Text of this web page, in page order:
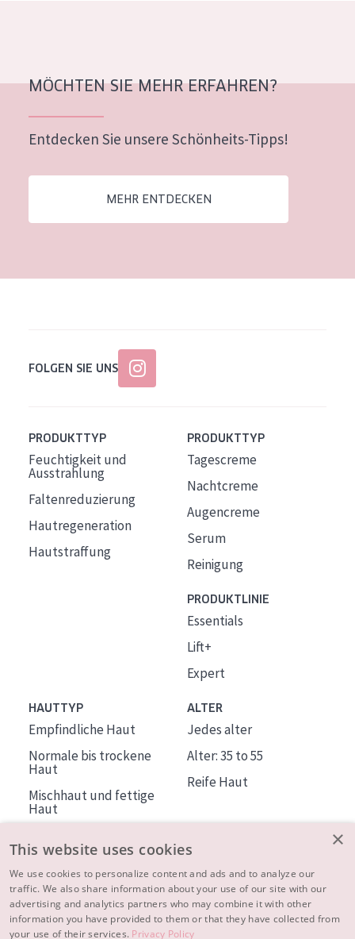
Mischhaut und fettige Haut
Reife Haut
Der Sonne ausgesetzte Haut
Jedes alter
Reife Haut
MÖCHTEN SIE MEHR ERFAHREN?
Entdecken Sie unsere Schönheits-Tipps!
MEHR ENTDECKEN
FOLGEN SIE UNS
PRODUKTTYP
Feuchtigkeit und
Ausstrahlung
Faltenreduzierung
Hautregeneration
Hautstraffung
PRODUKTTYP
Tagescreme
Nachtcreme
Augencreme
Serum
Reinigung
PRODUKTLINIE
Essentials
Lift+
Expert
HAUTTYP
Empfindliche Haut
Normale bis trockene
Haut
Mischhaut und fettige
Haut
Haut
ALTER
Jedes alter
Alter: 35 to 55
Reife Haut
ÜBER DIADERMINE
Mehr über uns
×
This website uses cookies
We use cookies to personalize content and ads and to analyze our
traffic. We also share information about your use of our site with our
advertising and analytics partners who may combine it with other
information you have provided to them or that they have collected from
your use of their services. Privacy Policy